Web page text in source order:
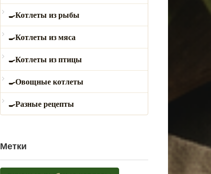
Котлеты из рыбы
Котлеты из мяса
Котлеты из птицы
Овощные котлеты
Разные рецепты
Метки